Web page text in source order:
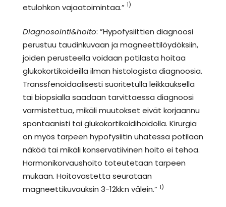
etulohkon vajaatoimintaa.” 1)
Diagnosointi&hoito: ”Hypofysiittien diagnoosi
perustuu taudinkuvaan ja magneettilöydöksiin,
joiden perusteella voidaan potilasta hoitaa
glukokortikoideilla ilman histologista diagnoosia.
Transsfenoidaalisesti suoritetulla leikkauksella
tai biopsialla saadaan tarvittaessa diagnoosi
varmistettua, mikäli muutokset eivät korjaannu
spontaanisti tai glukokortikoidihoidolla. Kirurgia
on myös tarpeen hypofysiitin uhatessa potilaan
näköä tai mikäli konservatiivinen hoito ei tehoa.
Hormonikorvaushoito toteutetaan tarpeen
mukaan. Hoitovastetta seurataan
magneettikuvauksin 3-12kk:n välein.” 1)